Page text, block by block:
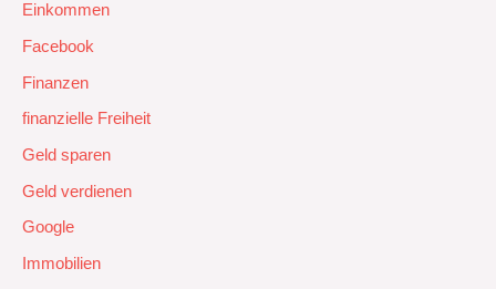
Einkommen
Facebook
Finanzen
finanzielle Freiheit
Geld sparen
Geld verdienen
Google
Immobilien